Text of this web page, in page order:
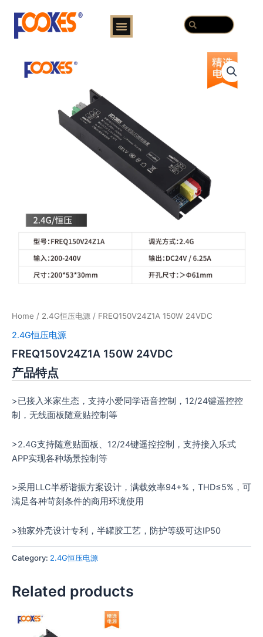
Menu SearchSearch
Home / 2.4G恒压电源 / FREQ150V24Z1A 150W 24VDC
2.4G恒压电源
FREQ150V24Z1A 150W 24VDC
产品特点
>已接入米家生态，支持小爱同学语音控制，12/24键遥控控
制，无线面板随意贴控制等
>2.4G支持随意贴面板、12/24键遥控控制，支持接入乐式
APP实现各种场景控制等
>采用LLC半桥谐振方案设计，满载效率94+%，THD≤5%，可
满足各种苛刻条件的商用环境使用
>独家外壳设计专利，半罐胶工艺，防护等级可达IP50
Category: 2.4G恒压电源
Related products